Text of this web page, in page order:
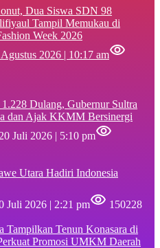
Dua Siswa SDN 98
Tampil Memukau di
Week 2026
Agustus 2026 | 10:17 am
Dulang, Gubernur Sultra
dan Ajak KKMM Bersinergi
20 Juli 2026 | 5:10 pm
Utara Hadiri Indonesia
Juli 2026 | 2:21 pm
150228
Tampilkan Tenun Konasara di
Promosi UMKM Daerah